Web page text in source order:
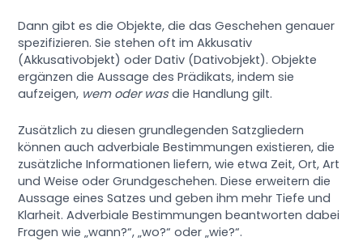
Dann gibt es die Objekte, die das Geschehen genauer
spezifizieren. Sie stehen oft im Akkusativ
(Akkusativobjekt) oder Dativ (Dativobjekt). Objekte
ergänzen die Aussage des Prädikats, indem sie
aufzeigen, wem oder wasdie Handlung gilt.
Zusätzlich zu diesen grundlegenden Satzgliedern
können auch adverbiale Bestimmungen existieren, die
zusätzliche Informationen liefern, wie etwa Zeit, Ort, Art
und Weise oder Grundgeschehen. Diese erweitern die
Aussage eines Satzes und geben ihm mehr Tiefe und
Klarheit. Adverbiale Bestimmungen beantworten dabei
Fragen wie „wann?“, „wo?“ oder „wie?“.